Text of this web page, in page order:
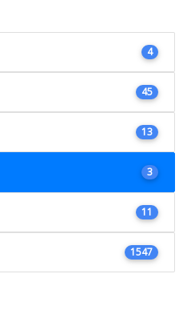
4
45
13
3
11
1547